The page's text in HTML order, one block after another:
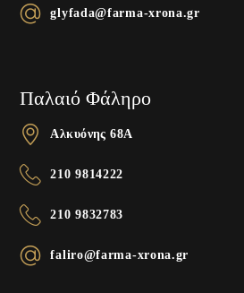
glyfada@farma-xrona.gr
Παλαιό Φάληρο
Αλκυόνης 68A
210 9814222
210 9832783
faliro@farma-xrona.gr